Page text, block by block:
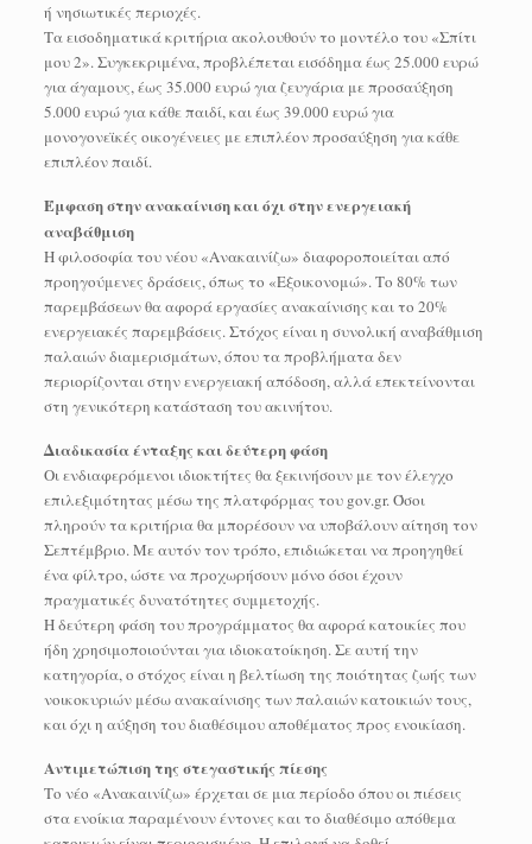
ή νησιωτικές περιοχές.
Τα εισοδηματικά κριτήρια ακολουθούν το μοντέλο του «Σπίτι
μου 2». Συγκεκριμένα, προβλέπεται εισόδημα έως 25.000 ευρώ
για άγαμους, έως 35.000 ευρώ για ζευγάρια με προσαύξηση
5.000 ευρώ για κάθε παιδί, και έως 39.000 ευρώ για
μονογονεϊκές οικογένειες με επιπλέον προσαύξηση για κάθε
επιπλέον παιδί.
Έμφαση στην ανακαίνιση και όχι στην ενεργειακή
αναβάθμιση
Η φιλοσοφία του νέου «Ανακαινίζω» διαφοροποιείται από
προηγούμενες δράσεις, όπως το «Εξοικονομώ». Το 80% των
παρεμβάσεων θα αφορά εργασίες ανακαίνισης και το 20%
ενεργειακές παρεμβάσεις. Στόχος είναι η συνολική αναβάθμιση
παλαιών διαμερισμάτων, όπου τα προβλήματα δεν
περιορίζονται στην ενεργειακή απόδοση, αλλά επεκτείνονται
στη γενικότερη κατάσταση του ακινήτου.
Διαδικασία ένταξης και δεύτερη φάση
Οι ενδιαφερόμενοι ιδιοκτήτες θα ξεκινήσουν με τον έλεγχο
επιλεξιμότητας μέσω της πλατφόρμας του gov.gr. Όσοι
πληρούν τα κριτήρια θα μπορέσουν να υποβάλουν αίτηση τον
Σεπτέμβριο. Με αυτόν τον τρόπο, επιδιώκεται να προηγηθεί
ένα φίλτρο, ώστε να προχωρήσουν μόνο όσοι έχουν
πραγματικές δυνατότητες συμμετοχής.
Η δεύτερη φάση του προγράμματος θα αφορά κατοικίες που
ήδη χρησιμοποιούνται για ιδιοκατοίκηση. Σε αυτή την
κατηγορία, ο στόχος είναι η βελτίωση της ποιότητας ζωής των
νοικοκυριών μέσω ανακαίνισης των παλαιών κατοικιών τους,
και όχι η αύξηση του διαθέσιμου αποθέματος προς ενοικίαση.
Αντιμετώπιση της στεγαστικής πίεσης
Το νέο «Ανακαινίζω» έρχεται σε μια περίοδο όπου οι πιέσεις
στα ενοίκια παραμένουν έντονες και το διαθέσιμο απόθεμα